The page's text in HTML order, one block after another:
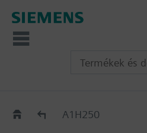
Régi-Új Kiváltási segédlet
A1H250